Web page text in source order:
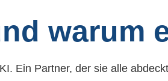
warum
Ein Partner, der sie alle